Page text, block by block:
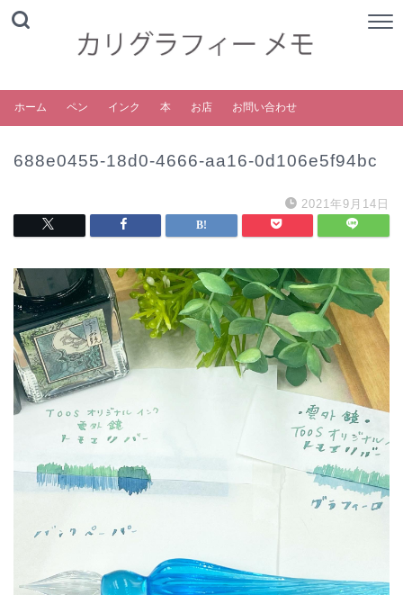
ホーム ペン インク 本 お店 お問い合わせ
688e0455-18d0-4666-aa16-0d106e5f94bc
2021年9月14日